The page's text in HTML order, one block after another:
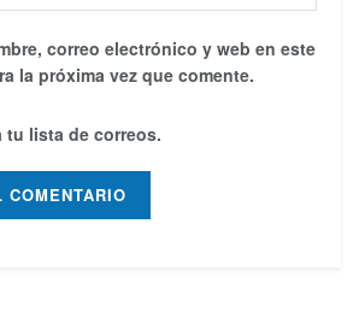
correo electrónico y web en este
la próxima vez que comente.
tu lista de correos.